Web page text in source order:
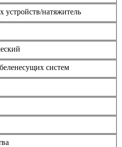
устройств/натяжитель
систем